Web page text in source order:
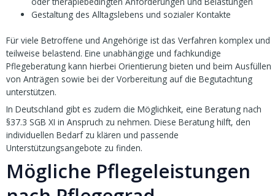
Gestaltung des Alltagslebens und sozialer Kontakte
Für viele Betroffene und Angehörige ist das Verfahren komplex und
teilweise belastend. Eine unabhängige und fachkundige
Pflegeberatung kann hierbei Orientierung bieten und beim Ausfüllen
von Anträgen sowie bei der Vorbereitung auf die Begutachtung
unterstützen.
In Deutschland gibt es zudem die Möglichkeit, eine Beratung nach
§37.3 SGB XI in Anspruch zu nehmen. Diese Beratung hilft, den
individuellen Bedarf zu klären und passende
Unterstützungsangebote zu finden.
Mögliche Pflegeleistungen